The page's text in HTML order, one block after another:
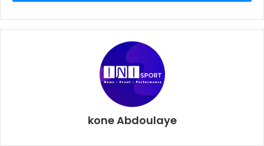
du Comité territorial ne rendront pas le tablier, la fin de la
crise n’est pas pour maintenant.
INI SPORT AWARDS
kone Abdoulaye